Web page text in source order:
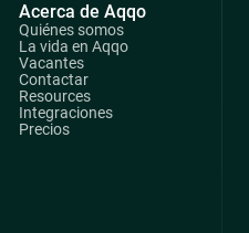
Acerca de Aqqo
Quiénes somos
La vida en Aqqo
Vacantes
Contactar
Resources
Integraciones
Precios